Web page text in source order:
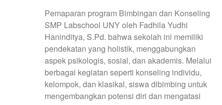
Pemaparan program Bimbingan dan Konseling
SMP Labschool UNY oleh Fadhila Yudhi
Haninditya, S.Pd. bahwa sekolah ini memiliki
pendekatan yang holistik, menggabungkan
aspek psikologis, sosial, dan akademis. Melalui
berbagai kegiatan seperti konseling individu,
kelompok, dan klasikal, siswa dibimbing untuk
mengembangkan potensi diri dan mengatasi